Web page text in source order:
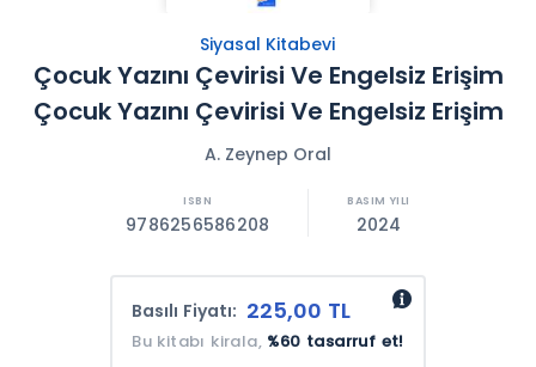
Siyasal Kitabevi
Çocuk Yazını Çevirisi Ve Engelsiz Erişim
Çocuk Yazını Çevirisi Ve Engelsiz Erişim
A. Zeynep Oral
9786256586208 2024
Basılı Fiyatı: 225,00 TL
Bu kitabı kirala, %60 tasarruf et!